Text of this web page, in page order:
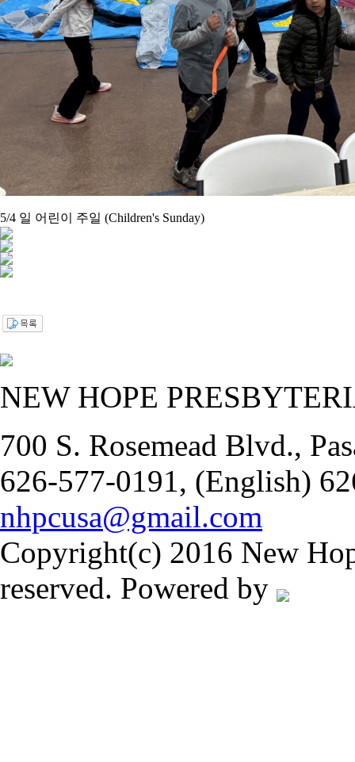
5/4 일 어린이 주일 (Children's Sunday)
NEW HOPE
700 S. Rosemead Blvd.,
626-577-0191, (English)
nhpcusa@gmail.com
Copyright(c) 2016 New
reserved. Powered by